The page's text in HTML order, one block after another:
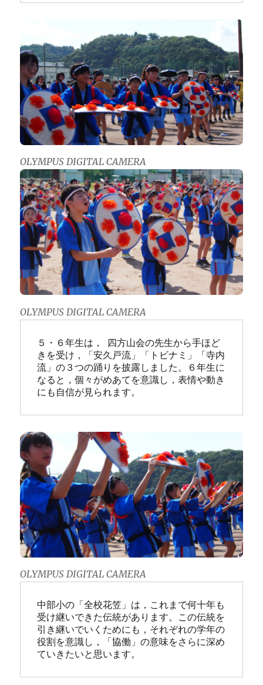
OLYMPUS DIGITAL CAMERA
OLYMPUS DIGITAL CAMERA
５・６年生は， 四方山会の先生から手ほど
きを受け，「安久戸流」「トビナミ」「寺内
流」の３つの踊りを披露しました。６年生に
なると，個々がめあてを意識し，表情や動き
にも自信が見られます。
OLYMPUS DIGITAL CAMERA
中部小の「全校花笠」は，これまで何十年も
受け継いできた伝統があります。この伝統を
引き継いでいくためにも，それぞれの学年の
役割を意識し，「協働」の意味をさらに深め
ていきたいと思います。